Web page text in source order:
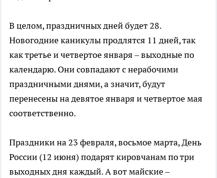
В целом, праздничных дней будет 28.
Новогодние каникулы продлятся 11 дней, так
как третье и четвертое января – выходные по
календарю. Они совпадают с нерабочими
праздничными днями, а значит, будут
перенесены на девятое января и четвертое мая
соответственно.
Праздники на 23 февраля, восьмое марта, День
России (12 июня) подарят кировчанам по три
выходных дня каждый. А вот майские –